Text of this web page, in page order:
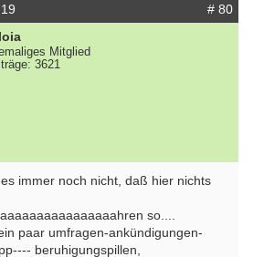
# 80
Mitglied
3621
immer noch nicht, daß hier nichts
so....
paar umfragen-ankündigungen-
beruhigungspillen,